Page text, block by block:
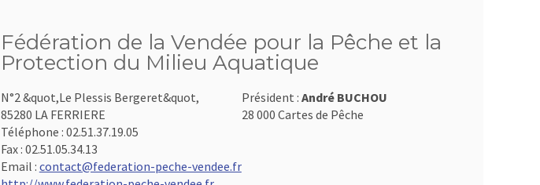
Fédération de la Vendée pour la Pêche et la
Protection du Milieu Aquatique
N°2 &quot,Le Plessis Bergeret&quot,
85280 LA FERRIERE
Téléphone : 02.51.37.19.05
Fax : 02.51.05.34.13
Email : contact@federation-peche-vendee.fr
Président :André BUCHOU
28 000 Cartes de Pêche